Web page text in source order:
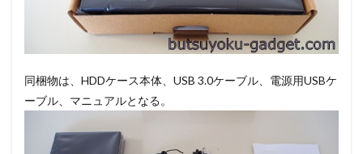
同梱物は、HDDケース本体、USB 3.0ケーブル、電源用USBケ
ーブル、マニュアルとなる。